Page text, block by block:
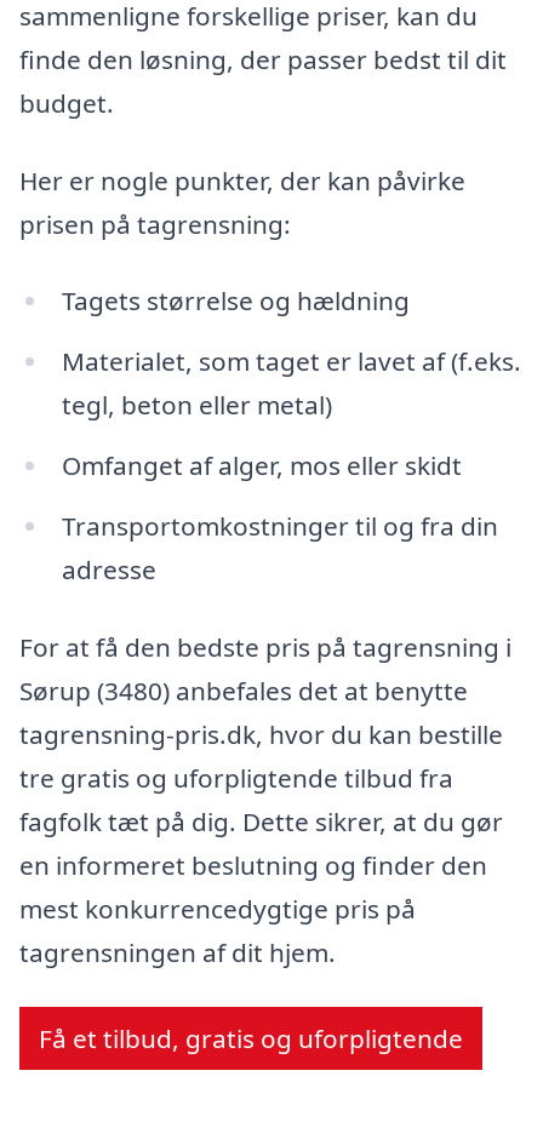
sammenligne forskellige priser, kan du
finde den løsning, der passer bedst til dit
budget.
Her er nogle punkter, der kan påvirke
prisen på tagrensning:
Tagets størrelse og hældning
Materialet, som taget er lavet af (f.eks.
tegl, beton eller metal)
Omfanget af alger, mos eller skidt
Transportomkostninger til og fra din
adresse
For at få den bedste pris på tagrensning i
Sørup (3480) anbefales det at benytte
tagrensning-pris.dk, hvor du kan bestille
tre gratis og uforpligtende tilbud fra
fagfolk tæt på dig. Dette sikrer, at du gør
en informeret beslutning og finder den
mest konkurrencedygtige pris på
tagrensningen af dit hjem.
Få et tilbud, gratis og uforpligtende